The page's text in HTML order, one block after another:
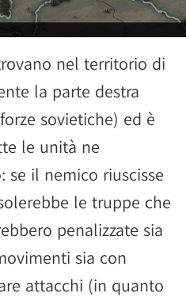
nel territorio di
la parte destra
sovietiche) ed è
le unità ne
il nemico riuscisse
le truppe che
penalizzate sia
sia con
attacchi (in quanto